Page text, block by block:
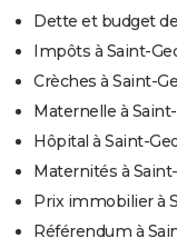
Dette et budget
Impôts à Saint-
Crèches à Saint-
Maternelle à
Hôpital à Saint-
Maternités à
Prix immobilier à
Référendum à